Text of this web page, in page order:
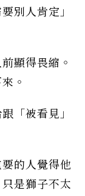
別人肯定」
顯得畏縮。
。
「被看見」
的人覺得他
是獅子不太